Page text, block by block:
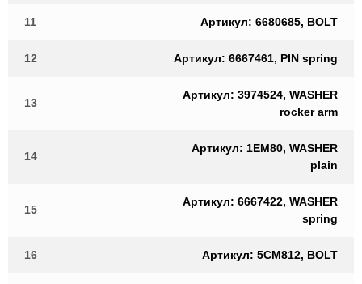
11 Артикул: 6680685, BOLT
12 Артикул: 6667461, PIN spring
13
Артикул: 3974524, WASHER
rocker arm
14
Артикул: 1EM80, WASHER
plain
15
Артикул: 6667422, WASHER
spring
16 Артикул: 5CM812, BOLT